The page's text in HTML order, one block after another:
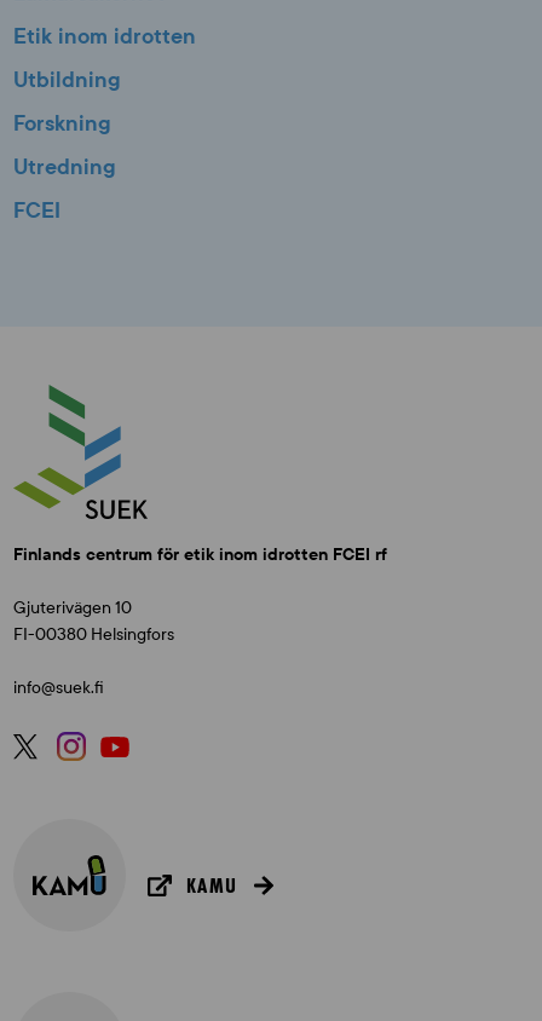
Etik inom idrotten
Utbildning
Forskning
Utredning
FCEI
Finlands centrum för etik inom idrotten FCEI rf
Gjuterivägen 10
FI-00380 Helsingfors
info@suek.fi
KAMU